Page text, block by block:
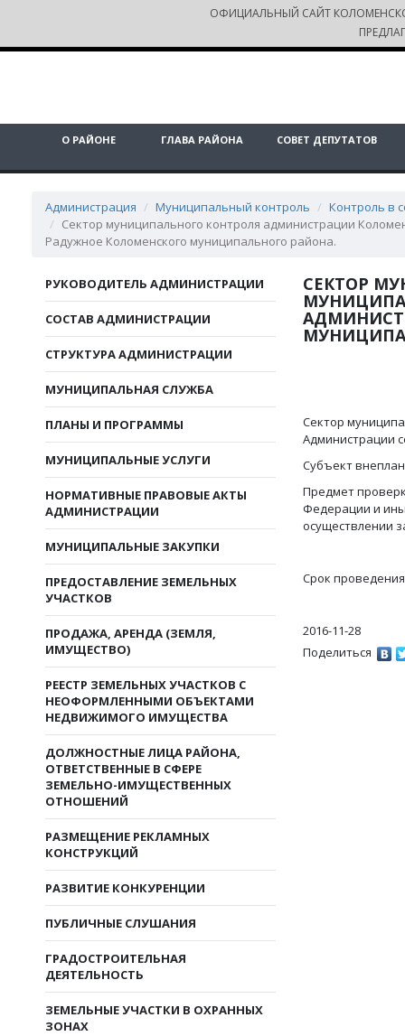
ОФИЦИАЛЬНЫЙ САЙТ
О РАЙОНЕ ГЛАВА РАЙОНА СОВЕТ ДЕПУТАТОВ
Администрация Муниципальный контроль
Контроль в
Сектор муниципального контроля администрации
Радужное Коломенского муниципального района.
РУКОВОДИТЕЛЬ АДМИНИСТРАЦИИ
СОСТАВ АДМИНИСТРАЦИИ
СТРУКТУРА АДМИНИСТРАЦИИ
МУНИЦИПАЛЬНАЯ СЛУЖБА
ПЛАНЫ И ПРОГРАММЫ
МУНИЦИПАЛЬНЫЕ УСЛУГИ
НОРМАТИВНЫЕ ПРАВОВЫЕ АКТЫ
АДМИНИСТРАЦИИ
МУНИЦИПАЛЬНЫЕ ЗАКУПКИ
ПРЕДОСТАВЛЕНИЕ ЗЕМЕЛЬНЫХ
УЧАСТКОВ
ПРОДАЖА, АРЕНДА (ЗЕМЛЯ,
ИМУЩЕСТВО)
РЕЕСТР ЗЕМЕЛЬНЫХ УЧАСТКОВ С
НЕОФОРМЛЕННЫМИ ОБЪЕКТАМИ
НЕДВИЖИМОГО ИМУЩЕСТВА
ДОЛЖНОСТНЫЕ ЛИЦА РАЙОНА,
ОТВЕТСТВЕННЫЕ В СФЕРЕ
ЗЕМЕЛЬНО-ИМУЩЕСТВЕННЫХ
ОТНОШЕНИЙ
РАЗМЕЩЕНИЕ РЕКЛАМНЫХ
КОНСТРУКЦИЙ
РАЗВИТИЕ КОНКУРЕНЦИИ
ПУБЛИЧНЫЕ СЛУШАНИЯ
ГРАДОСТРОИТЕЛЬНАЯ
ДЕЯТЕЛЬНОСТЬ
ЗЕМЕЛЬНЫЕ УЧАСТКИ В ОХРАННЫХ
ЗОНАХ
СЕКТОР
Сектор
Администрации
Субъект
Предмет
Федерации и
осуществлении
Срок проведения
2016-11-28
Поделиться